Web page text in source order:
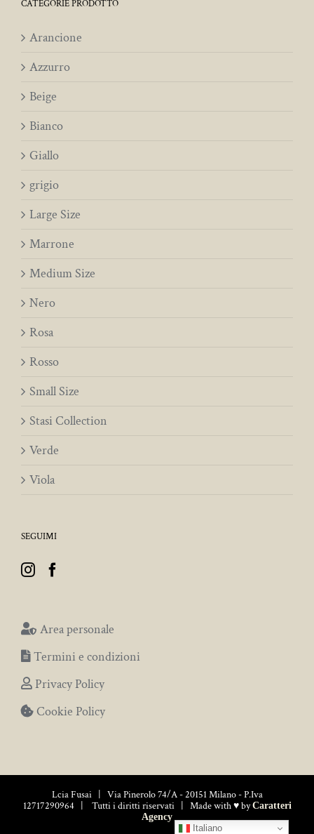
CATEGORIE PRODOTTO
Arancione
Azzurro
Beige
Bianco
Giallo
grigio
Large Size
Marrone
Medium Size
Nero
Rosa
Rosso
Small Size
Stasi Collection
Verde
Viola
SEGUIMI
Area personale
Termini e condizioni
Privacy Policy
Cookie Policy
Lcia Fusai | Via Pinerolo 74/A - 20151 Milano - P.Iva
12717290964 | Tutti i diritti riservati | Made with ♥ byCaratteri
Agency
Italiano